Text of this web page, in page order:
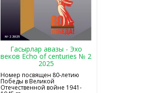
Гасырлар авазы - Эхо
веков Echo of centuries № 2
2025
Номер посвящен 80-летию
Победы в Великой
Отечественной войне 1941-